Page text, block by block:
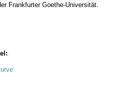
Frankfurter Goethe-Universität.